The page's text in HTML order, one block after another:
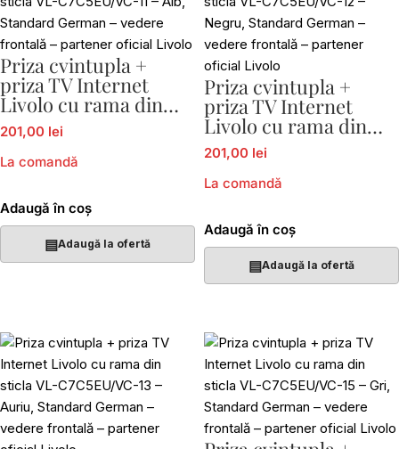
Priza cvintupla +
priza TV Internet
Livolo cu rama din
sticla VL-C7C5EU/VC-
11
201,00 lei
La comandă
Adaugă în coș
▤Adaugă la ofertă
Priza cvintupla +
priza TV Internet
Livolo cu rama din
sticla VL-C7C5EU/VC-
12
201,00 lei
La comandă
Adaugă în coș
▤Adaugă la ofertă